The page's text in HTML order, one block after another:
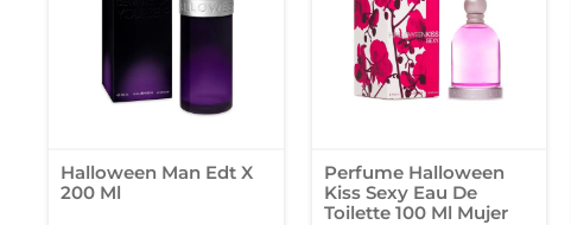
Halloween Man Edt X
200 Ml
Perfume Halloween
Kiss Sexy Eau De
Toilette 100 Ml Mujer